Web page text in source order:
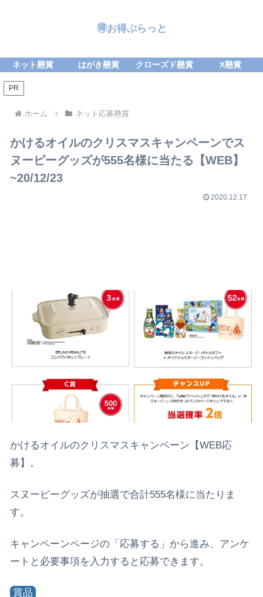
🉐お得ぷらっと
ネット懸賞 はがき懸賞 クローズド懸賞 X懸賞
PR
ホーム ネット応募懸賞
かけるオイルのクリスマスキャンペーンでス
ヌーピーグッズが555名様に当たる【WEB】
~20/12/23
2020.12.17
かけるオイルのクリスマスキャンペーン【WEB応
募】。
スヌーピーグッズが抽選で合計555名様に当たりま
す。
キャンペーンページの「応募する」から進み、アンケ
ートと必要事項を入力すると応募できます。
賞品